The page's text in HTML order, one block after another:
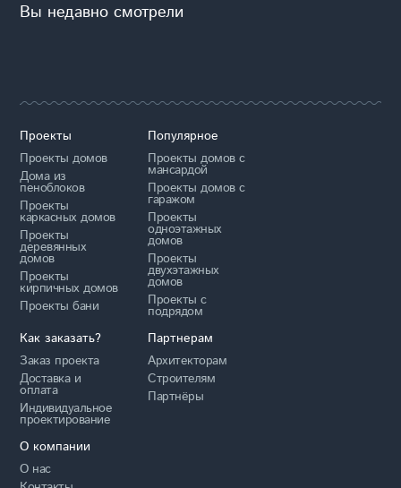
Вы недавно смотрели
Проекты
Проекты домов
Дома из
пеноблоков
Проекты
каркасных домов
Проекты
деревянных
домов
Проекты
кирпичных домов
Проекты бани
Популярное
Проекты домов с
мансардой
Проекты домов с
гаражом
Проекты
одноэтажных
домов
Проекты
двухэтажных
домов
Проекты с
подрядом
Как заказать?
Заказ проекта
Доставка и
оплата
Индивидуальное
проектирование
Партнерам
Архитекторам
Строителям
Партнёры
О компании
О нас